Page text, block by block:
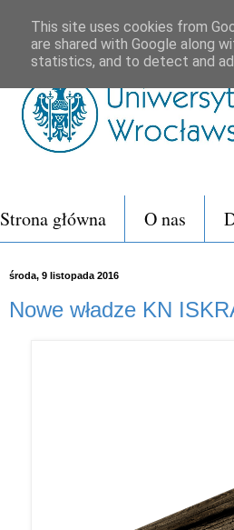
Strona główna O nas
środa, 9 listopada 2016
Nowe władze KN
This site uses cookies from
are shared with Google along
statistics, and to detect and